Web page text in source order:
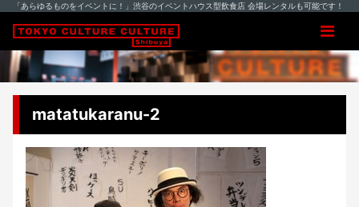
「あらゆるものをイベントに！」渋谷のイベントハウス型飲食店 会場レンタルも可能です！
matatukaranu-2